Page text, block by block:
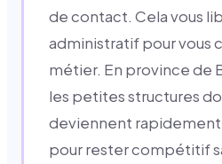
de contact. Cela vous
administratif pour vous
métier. En province de
les petites structures
deviennent rapidement
pour rester compétitif